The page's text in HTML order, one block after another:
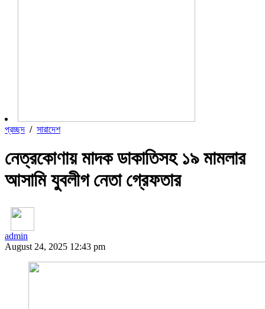
প্রচ্ছদ / সারাদেশ
নেত্রকোণায় মাদক ডাকাতিসহ ১৯ মামলার
আসামি যুবলীগ নেতা গ্রেফতার
admin
August 24, 2025 12:43 pm